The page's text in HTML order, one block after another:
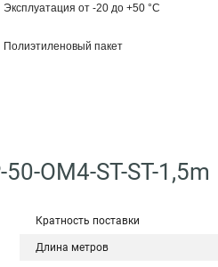
Эксплуатация от -20 до +50 °C
Полиэтиленовый пакет
OM4-ST-ST-1,5m
Кратность поставки
Длина метров